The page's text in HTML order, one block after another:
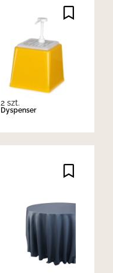
2 szt.
Dyspenser